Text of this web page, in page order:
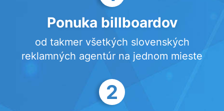
Ponuka billboardov
od takmer všetkých slovenských
reklamných agentúr na jednom mieste
2